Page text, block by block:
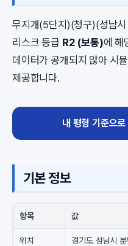
무지개(5단지)(청구)(성남
리스크 등급 R2 (보통)에 해
데이터가 공개되지 않아 시
제공합니다.
내 평형 기준으로
기본 정보
항목 값
위치 경기도 성남시